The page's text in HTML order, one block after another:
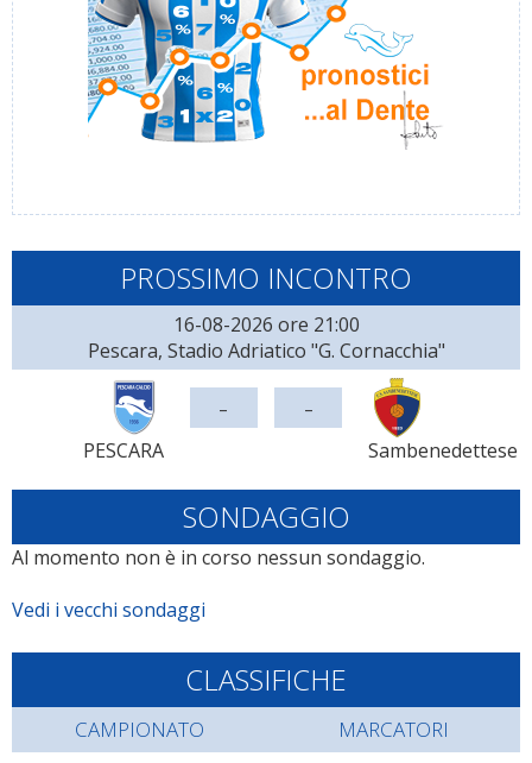
PROSSIMO INCONTRO
16-08-2026 ore 21:00
Pescara, Stadio Adriatico "G. Cornacchia"
PESCARA
- -
Sambenedettese
SONDAGGIO
Al momento non è in corso nessun sondaggio.
Vedi i vecchi sondaggi
CLASSIFICHE
CAMPIONATO MARCATORI